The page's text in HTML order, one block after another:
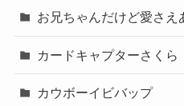
お兄ちゃんだけど愛さえ
カードキャプターさくら
カウボーイビバップ